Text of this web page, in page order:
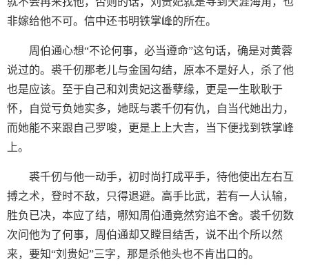
非嫁给他不可。信中还书明铁掌峰的所在。
周伯通心想“不论何事，必当遵命”这句话，确是对黄蓉
说过的。裘千仞那老儿与金国勾结，原本不是好人，杀了他
也是应该。至于自己和刘贵妃这番孽缘，更是一生耿耿于
怀，自觉亏负她实多，她既与裘千仞有仇，自当代她出力，
而她能不来跟自己罗唆，更是上上大吉，当下便找到铁掌峰
上。
裘千仞与他一动手，初时尚打成平手，待他使出左右互
搏之术，登时不敌，只得退避。高手比武，若有一人认输，
胜负已决，本应了结，哪知周伯通竟然穷追不舍。裘千仞数
次问他为了何事，周伯通却又瞠目结舌，说不出个所以然
来，要知“刘贵妃”三字，那是杀他头也不肯出口的。